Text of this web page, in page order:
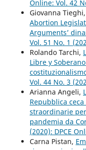
Online: Vol. 42
Giovanna Tieghi,
Abortion
Arguments’
Vol. 51 No. 1
Rolando Tarchi,
Libre y
Vol. 44 No. 3
Arianna Angeli,
Repubblica
straordinarie
pandemia da
(2020): DPCE
Carna Pistan,